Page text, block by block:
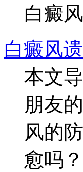
白癜
白癜风
本文
朋友
风的
愈吗